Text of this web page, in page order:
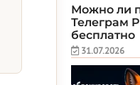
Можно ли
Телеграм
бесплатно
31.07.2026